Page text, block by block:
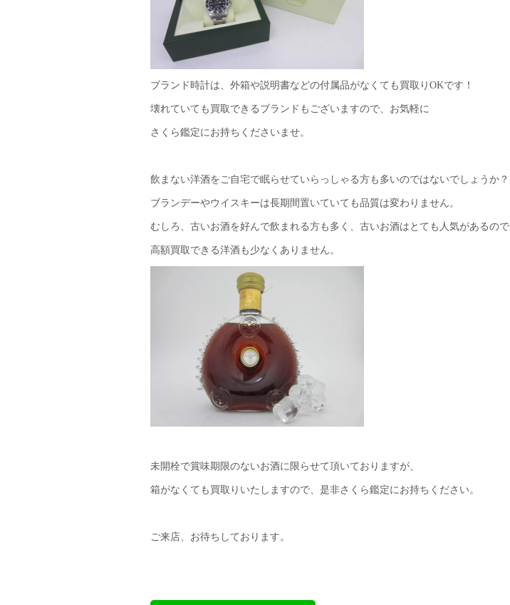
ブランド時計は、外箱や説明書などの付属品がなくても買取りOKです！
壊れていても買取できるブランドもございますので、お気軽に
さくら鑑定にお持ちくださいませ。
飲まない洋酒をご自宅で眠らせていらっしゃる方も多いのではないでしょうか？
ブランデーやウイスキーは長期間置いていても品質は変わりません。
むしろ、古いお酒を好んで飲まれる方も多く、古いお酒はとても人気があるので
高額買取できる洋酒も少なくありません。
未開栓で賞味期限のないお酒に限らせて頂いておりますが、
箱がなくても買取りいたしますので、是非さくら鑑定にお持ちください。
ご来店、お待ちしております。